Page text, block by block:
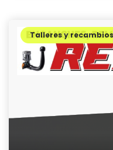
Talleres y recambios